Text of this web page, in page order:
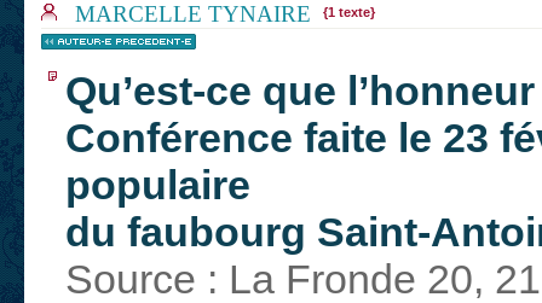
MARCELLE TYNAIRE {1 texte}
Qu’est-ce que
Conférence faite le 23
populaire
du faubourg Saint-
Source : La Fronde 20,